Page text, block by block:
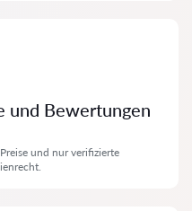
und Bewertungen
und nur verifizierte